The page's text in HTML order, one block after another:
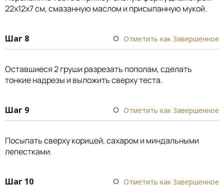
22х12х7 см, смазанную маслом и присыпанную мукой.
Шаг 8 Отметить как Завершенное
Оставшиеся 2 груши разрезать пополам, сделать
тонкие надрезы и выложить сверху теста.
Шаг 9 Отметить как Завершенное
Посыпать сверху корицей, сахаром и миндальными
лепестками.
Шаг 10 Отметить как Завершенное